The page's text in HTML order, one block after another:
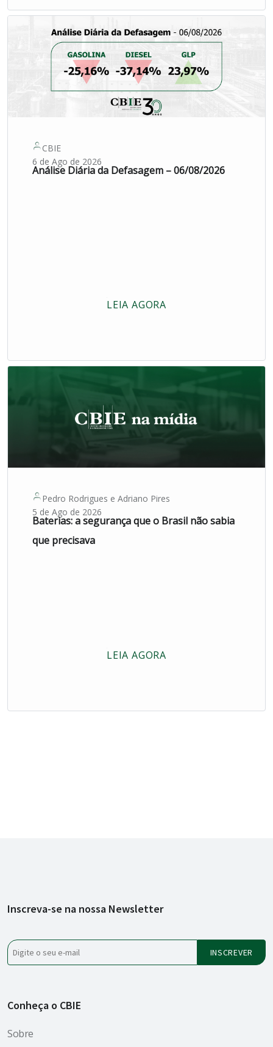
CBIE
6 de Ago de 2026
Análise Diária da Defasagem – 06/08/2026
LEIA AGORA
Pedro Rodrigues e Adriano Pires
5 de Ago de 2026
Baterias: a segurança que o Brasil não sabia
que precisava
LEIA AGORA
Inscreva-se na nossa Newsletter
Conheça o CBIE
Sobre